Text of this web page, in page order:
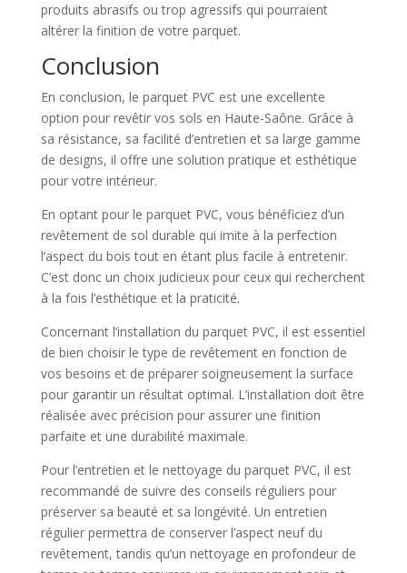
produits abrasifs ou trop agressifs qui pourraient
altérer la finition de votre parquet.
Conclusion
En conclusion, le parquet PVC est une excellente
option pour revêtir vos sols en Haute-Saône. Grâce à
sa résistance, sa facilité d’entretien et sa large gamme
de designs, il offre une solution pratique et esthétique
pour votre intérieur.
En optant pour le parquet PVC, vous bénéficiez d’un
revêtement de sol durable qui imite à la perfection
l’aspect du bois tout en étant plus facile à entretenir.
C’est donc un choix judicieux pour ceux qui recherchent
à la fois l’esthétique et la praticité.
Concernant l’installation du parquet PVC, il est essentiel
de bien choisir le type de revêtement en fonction de
vos besoins et de préparer soigneusement la surface
pour garantir un résultat optimal. L’installation doit être
réalisée avec précision pour assurer une finition
parfaite et une durabilité maximale.
Pour l’entretien et le nettoyage du parquet PVC, il est
recommandé de suivre des conseils réguliers pour
préserver sa beauté et sa longévité. Un entretien
régulier permettra de conserver l’aspect neuf du
revêtement, tandis qu’un nettoyage en profondeur de